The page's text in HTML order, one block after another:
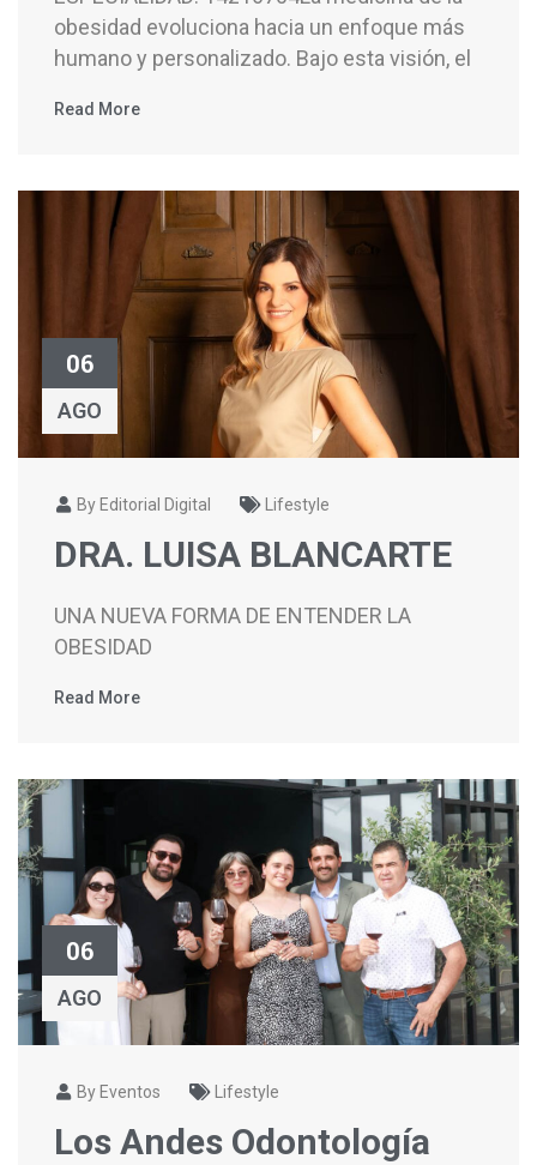
obesidad evoluciona hacia un enfoque más
humano y personalizado. Bajo esta visión, el
Read More
06
AGO
By Editorial Digital Lifestyle
DRA. LUISA BLANCARTE
UNA NUEVA FORMA DE ENTENDER LA
OBESIDAD
Read More
06
AGO
By Eventos Lifestyle
Los Andes Odontología